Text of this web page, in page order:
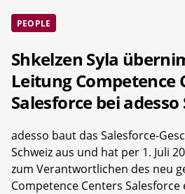
PEOPLE
Shkelzen Syla
Leitung Competence
Salesforce bei adesso
adesso baut das Salesforce-
Schweiz aus und hat per 1. Juli
zum Verantwortlichen des neu
Competence Centers Salesforce